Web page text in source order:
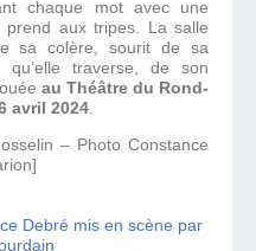
chaque mot avec une
prend aux tripes. La salle
sa colère, sourit de sa
qu’elle traverse, de son
au Théâtre du Rond-
avril 2024.
– Photo Constance